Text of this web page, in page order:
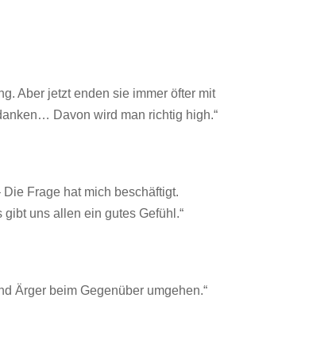
Aber jetzt enden sie immer öfter mit
Davon wird man richtig high.“
Frage hat mich beschäftigt.
uns allen ein gutes Gefühl.“
Ärger beim Gegenüber umgehen.“